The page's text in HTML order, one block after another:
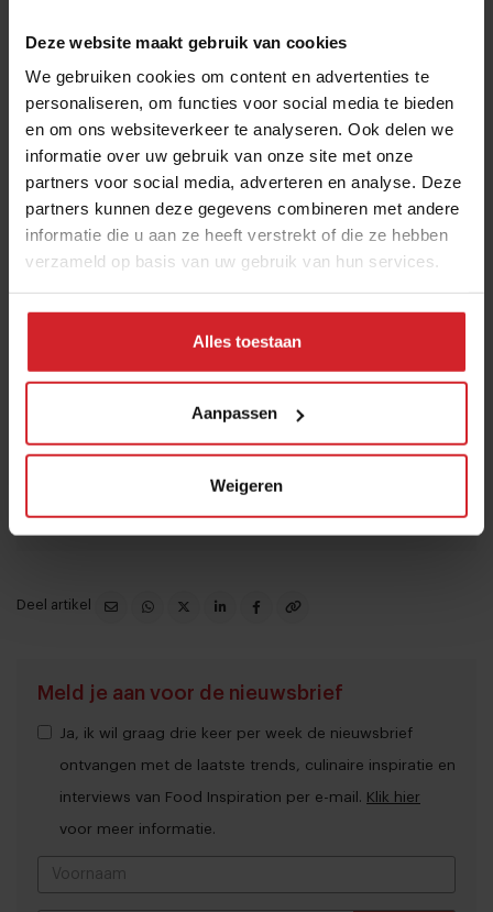
Deze website maakt gebruik van cookies
We gebruiken cookies om content en advertenties te
personaliseren, om functies voor social media te bieden
en om ons websiteverkeer te analyseren. Ook delen we
informatie over uw gebruik van onze site met onze
partners voor social media, adverteren en analyse. Deze
partners kunnen deze gegevens combineren met andere
informatie die u aan ze heeft verstrekt of die ze hebben
verzameld op basis van uw gebruik van hun services.
Alles toestaan
Aanpassen
Weigeren
Ubel Zuiderveld
Over deze auteur
bedrijfseconomische trends.
Schrijft al sinds 1991 over conceptuele en
systeemgastronomie, foodservice en foodretail. Hij
publiceerde onder andere de boekenMcSuccesenFebo
Deel artikel
Meld je aan voor de nieuwsbrief
Ja, ik wil graag drie keer per week de nieuwsbrief
ontvangen met de laatste trends, culinaire inspiratie en
interviews van Food Inspiration per e-mail. Klik hier
voor meer informatie.